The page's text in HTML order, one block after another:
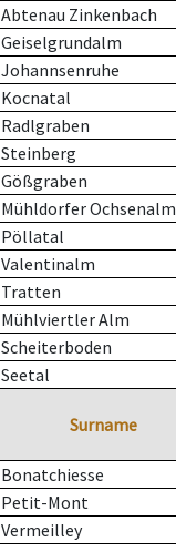
Abtenau Zinkenbach
Geiselgrundalm
Johannsenruhe
Kocnatal
Radlgraben
Steinberg
Gößgraben
Mühldorfer Ochsenalm
Pöllatal
Valentinalm
Tratten
Mühlviertler Alm
Scheiterboden
Seetal
Surname
Bonatchiesse
Petit-Mont
Vermeilley